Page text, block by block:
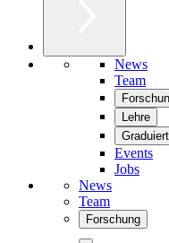
News
Team
Lehre
Events
Jobs
News
Team
Forschung